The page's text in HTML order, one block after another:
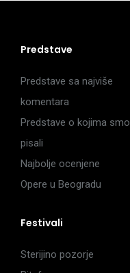
Predstave
Predstave sa najviše
komentara
Predstave o kojima smo
pisali
Najbolje ocenjene
Opere u Beogradu
Festivali
Sterijino pozorje